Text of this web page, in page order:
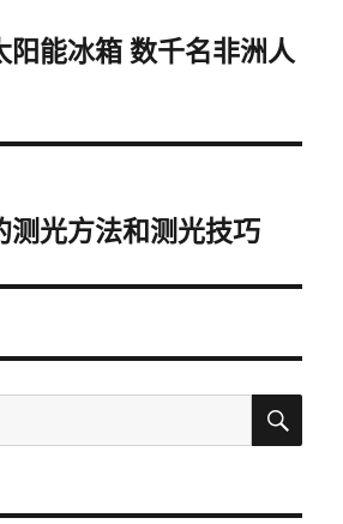
阳能冰箱 数千名非洲人
测光方法和测光技巧
搜